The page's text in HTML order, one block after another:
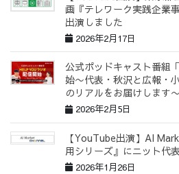
画『テレワーク実践企業
出演しました
2026年2月17日
公式ポッドキャスト番組
始〜代表・秋沢と広報・
のリアルをお届けします〜
2026年2月5日
【YouTube出演】AI
用シリーズ』にニット代
2026年1月26日